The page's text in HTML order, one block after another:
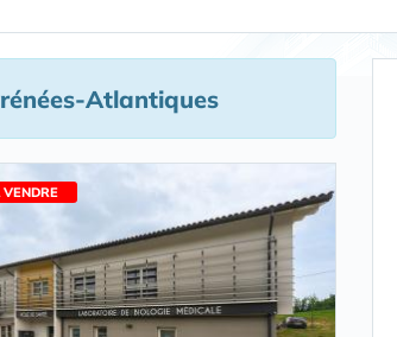
Atlantiques